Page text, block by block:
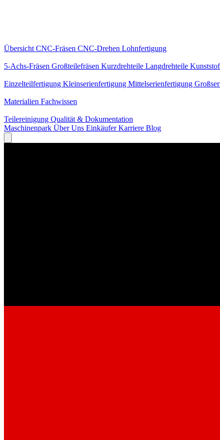
Übersicht CNC-Fräsen CNC-Drehen Lohnfertigung
5-Achs-Fräsen Großteilefräsen Kurzdrehteile Langdrehteile
Einzelteilfertigung Kleinserienfertigung Mittelserienfertigung
Materialien Fachwissen
Teilereinigung Qualität & Dokumentation
Maschinenpark Über Uns EinkäuferKarriere Blog